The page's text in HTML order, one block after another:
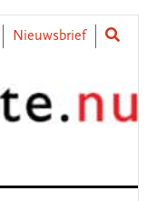
Nieuwsbrief